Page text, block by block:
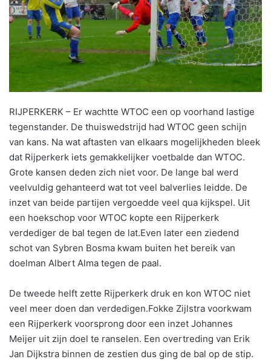
RIJPERKERK – Er wachtte WTOC een op voorhand lastige
tegenstander. De thuiswedstrijd had WTOC geen schijn
van kans. Na wat aftasten van elkaars mogelijkheden bleek
dat Rijperkerk iets gemakkelijker voetbalde dan WTOC.
Grote kansen deden zich niet voor. De lange bal werd
veelvuldig gehanteerd wat tot veel balverlies leidde. De
inzet van beide partijen vergoedde veel qua kijkspel. Uit
een hoekschop voor WTOC kopte een Rijperkerk
verdediger de bal tegen de lat.Even later een ziedend
schot van Sybren Bosma kwam buiten het bereik van
doelman Albert Alma tegen de paal.
De tweede helft zette Rijperkerk druk en kon WTOC niet
veel meer doen dan verdedigen.Fokke Zijlstra voorkwam
een Rijperkerk voorsprong door een inzet Johannes
Meijer uit zijn doel te ranselen. Een overtreding van Erik
Jan Dijkstra binnen de zestien dus ging de bal op de stip.